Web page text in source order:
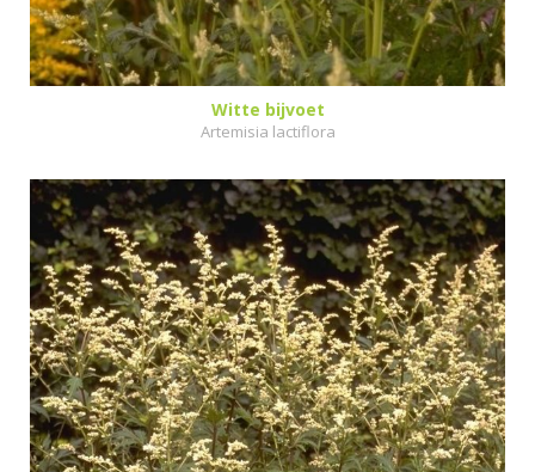
Witte bijvoet
Artemisia lactiflora